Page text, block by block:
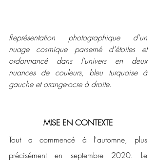
Représentation photographique d'un
nuage cosmique parsemé d'étoiles et
ordonnancé dans l'univers en deux
nuances de couleurs, bleu turquoise à
gauche et orange-ocre à droite.
MISE EN CONTEXTE
Tout a commencé à l'automne, plus
précisément en septembre 2020. Le